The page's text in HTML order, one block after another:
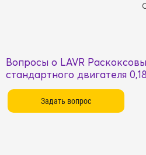
Вопросы о LAVR
стандартного двигателя